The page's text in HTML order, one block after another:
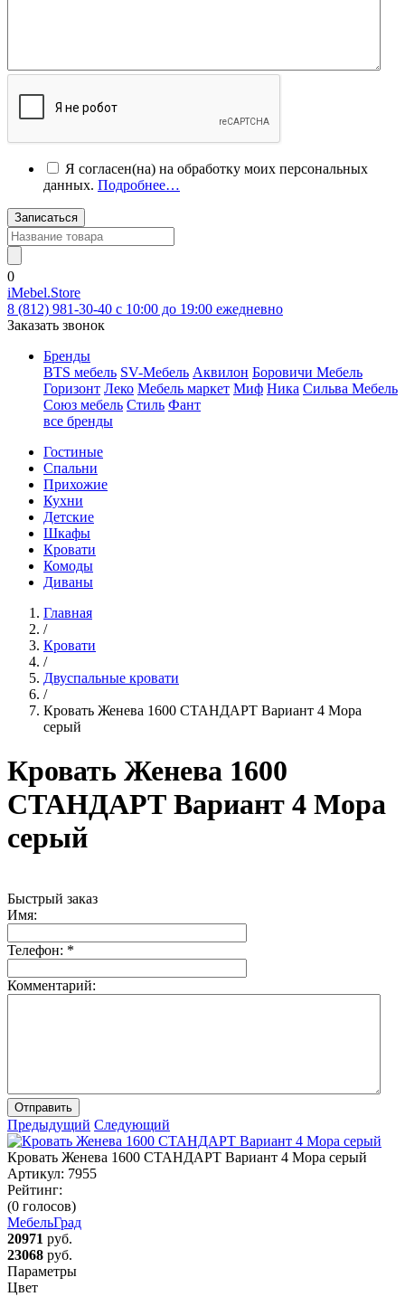
Я согласен(на) на обработку моих персональных
данных. Подробнее…
Записаться
0
iMebel.Store
8 (812) 981-30-40 c 10:00 до 19:00 ежедневно
Заказать звонок
Бренды
BTS мебель SV-Мебель Аквилон Боровичи Мебель
Горизонт Леко Мебель маркет Миф Ника Сильва Мебель
Союз мебель Стиль Фант
все бренды
Гостиные
Спальни
Прихожие
Кухни
Детские
Шкафы
Кровати
Комоды
Диваны
Главная
/
Кровати
/
Двуспальные кровати
/
Кровать Женева 1600 СТАНДАРТ Вариант 4 Мора
серый
Кровать Женева 1600
СТАНДАРТ Вариант 4 Мора
серый
Быстрый заказ
Имя:
Телефон: *
Комментарий:
Отправить
Предыдущий Следующий
Кровать Женева 1600 СТАНДАРТ Вариант 4 Мора серый
Артикул: 7955
Рейтинг:
(0 голосов)
МебельГрад
20971 руб.
23068 руб.
Параметры
Цвет